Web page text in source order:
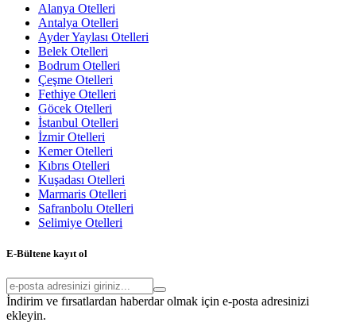
Alanya Otelleri
Antalya Otelleri
Ayder Yaylası Otelleri
Belek Otelleri
Bodrum Otelleri
Çeşme Otelleri
Fethiye Otelleri
Göcek Otelleri
İstanbul Otelleri
İzmir Otelleri
Kemer Otelleri
Kıbrıs Otelleri
Kuşadası Otelleri
Marmaris Otelleri
Safranbolu Otelleri
Selimiye Otelleri
E-Bültene kayıt ol
İndirim ve fırsatlardan haberdar olmak için e-posta adresinizi
ekleyin.